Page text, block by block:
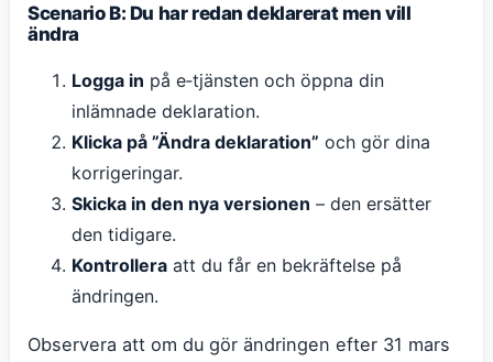
Scenario B: Du har redan deklarerat men vill
ändra
Logga in på e‑tjänsten och öppna din
inlämnade deklaration.
Klicka på ”Ändra deklaration” och gör dina
korrigeringar.
Skicka in den nya versionen – den ersätter
den tidigare.
Kontrollera att du får en bekräftelse på
ändringen.
Observera att om du gör ändringen efter 31 mars